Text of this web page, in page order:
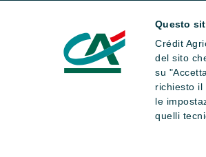
Questo
Crédit
del sito
su
richiesto il
le
quelli
Whistleblowing
Dati